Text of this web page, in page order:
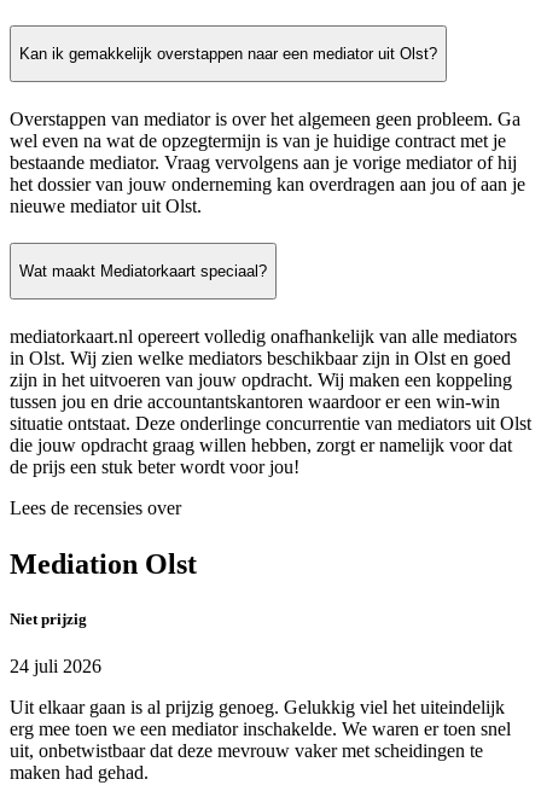
Kan ik gemakkelijk overstappen naar een mediator uit Olst?
Overstappen van mediator is over het algemeen geen probleem. Ga
wel even na wat de opzegtermijn is van je huidige contract met je
bestaande mediator. Vraag vervolgens aan je vorige mediator of hij
het dossier van jouw onderneming kan overdragen aan jou of aan je
nieuwe mediator uit Olst.
Wat maakt Mediatorkaart speciaal?
mediatorkaart.nl opereert volledig onafhankelijk van alle mediators
in Olst. Wij zien welke mediators beschikbaar zijn in Olst en goed
zijn in het uitvoeren van jouw opdracht. Wij maken een koppeling
tussen jou en drie accountantskantoren waardoor er een win-win
situatie ontstaat. Deze onderlinge concurrentie van mediators uit Olst
die jouw opdracht graag willen hebben, zorgt er namelijk voor dat
de prijs een stuk beter wordt voor jou!
Lees de recensies over
Mediation Olst
Niet prijzig
24 juli 2026
Uit elkaar gaan is al prijzig genoeg. Gelukkig viel het uiteindelijk
erg mee toen we een mediator inschakelde. We waren er toen snel
uit, onbetwistbaar dat deze mevrouw vaker met scheidingen te
maken had gehad.